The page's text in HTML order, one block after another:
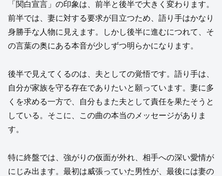
「関白宣言」の印象は、前半と後半で大きく変わります。
前半では、妻に対する要求が目立つため、語り手はかなり
身勝手な人物に見えます。しかし後半に進むにつれて、そ
の言葉の奥にある本音が少しずつ明らかになります。
後半で見えてくるのは、夫としての覚悟です。語り手は、
自分が家族を守る存在でありたいと願っています。妻に多
くを求める一方で、自分もまた夫として責任を果たそうと
している。そこに、この曲の本当のメッセージがありま
す。
特に終盤では、強がりの仮面が外れ、相手への深い愛情が
にじみ出ます。最初は威張っていた男性が、最後には妻の